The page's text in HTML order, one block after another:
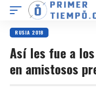
RUSIA 2018
Así les fue a
en amistosos